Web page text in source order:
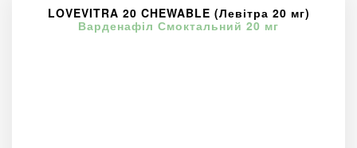
LOVEVITRA 20 CHEWABLE (Левітра 20 мг)
Варденафіл Смоктальний 20 мг